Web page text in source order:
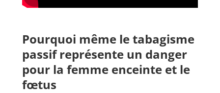
Pourquoi même le tabagisme
passif représente un danger
pour la femme enceinte et le
fœtus